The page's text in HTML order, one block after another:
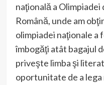
naţională a
Română, unde am
olimpiadei naţionale a
îmbogăţi atât bagajul
priveşte limba şi
oportunitate de a lega